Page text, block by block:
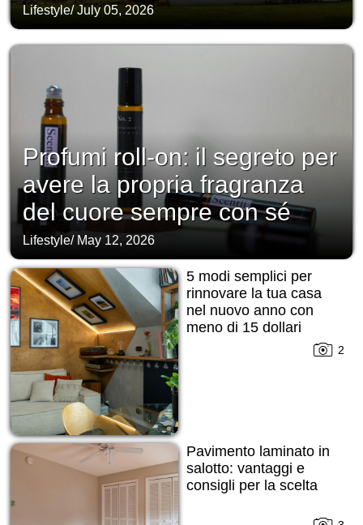
Lifestyle/July 05, 2026
Profumi roll-on: il segreto per
avere la propria fragranza
del cuore sempre con sé
Lifestyle/ May 12, 2026
5 modi semplici per
rinnovare la tua casa
nel nuovo anno con
meno di 15 dollari
2
Pavimento laminato in
salotto: vantaggi e
consigli per la scelta